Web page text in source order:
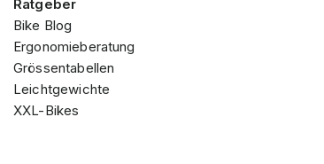
Ratgeber
Bike Blog
Ergonomieberatung
Grössentabellen
Leichtgewichte
XXL-Bikes